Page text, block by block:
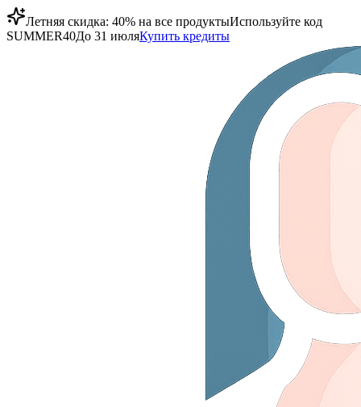
Летняя скидка: 40% на все продуктыИспользуйте код
SUMMER40До 31 июляКупить кредиты